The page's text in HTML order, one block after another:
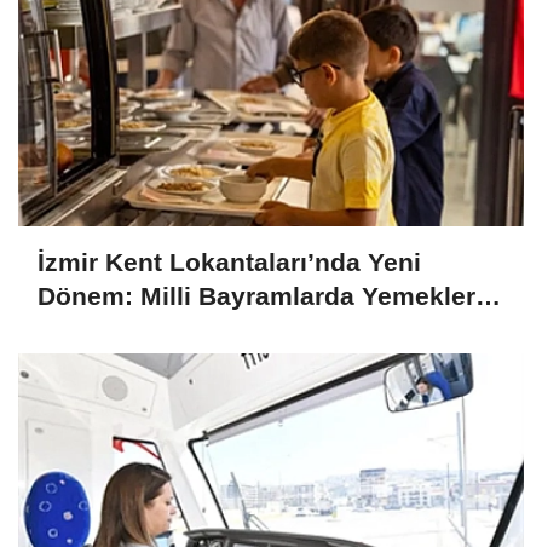
İzmir Kent Lokantaları’nda Yeni
Dönem: Milli Bayramlarda Yemekler